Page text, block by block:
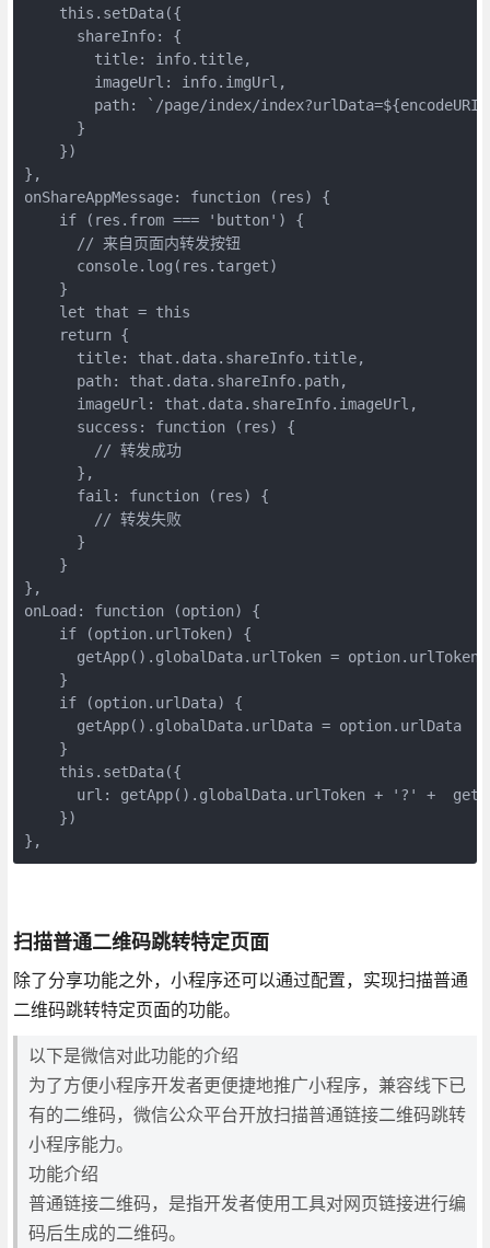
    this.setData({
      shareInfo: {
        title: info.title,
        imageUrl: info.imgUrl,
path: `/page/index/
      }
    })
},
onShareAppMessage: function (res) {
    if (res.from === 'button') {
      // 来自页面内转发按钮
      console.log(res.target)
    }
    let that = this
    return {
      title: that.data.shareInfo.title,
      path: that.data.shareInfo.path,
      imageUrl: that.data.shareInfo.imageUrl,
      success: function (res) {
        // 转发成功
      },
      fail: function (res) {
        // 转发失败
      }
    }
},
onLoad: function (option) {
    if (option.urlToken) {
      getApp().globalData.urlToken = option.urlToken
    }
    if (option.urlData) {
      getApp().globalData.urlData = option.urlData
    }
    this.setData({
url: getApp().globalData.urlToken + '?' +
    })
},
扫描普通二维码跳转特定页面
除了分享功能之外，小程序还可以通过配置，实现扫描普通
二维码跳转特定页面的功能。
以下是微信对此功能的介绍
为了方便小程序开发者更便捷地推广小程序，兼容线下已
有的二维码，微信公众平台开放扫描普通链接二维码跳转
小程序能力。
功能介绍
普通链接二维码，是指开发者使用工具对网页链接进行编
码后生成的二维码。